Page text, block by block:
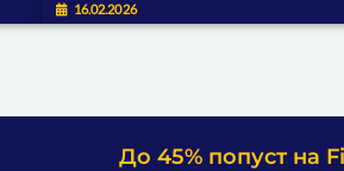
16.02.2026
До 45% попуст на